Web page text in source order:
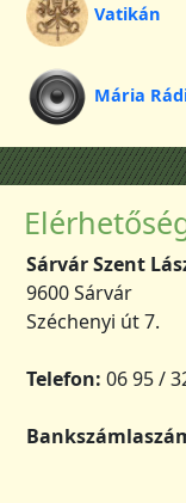
Vatikán
Mária
Sárvár Szent
9600 Sárvár
Széchenyi út 7.
Telefon: 06 95 /